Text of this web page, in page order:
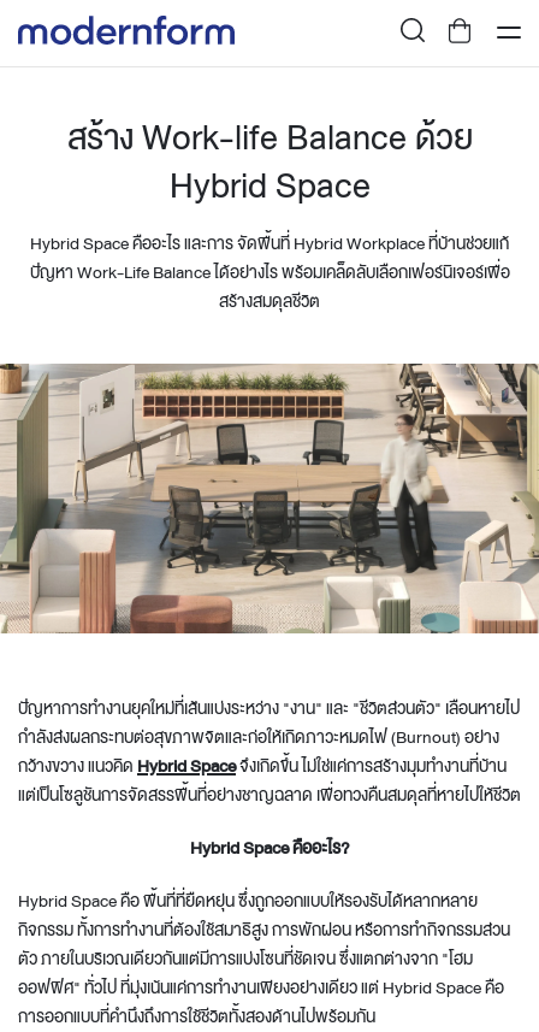
สร้าง Work-life Balance ด้วย
Hybrid Space
Hybrid Space คืออะไร และการ จัดพื้นที่ Hybrid Workplace ที่บ้านช่วยแก้
ปัญหา Work-Life Balance ได้อย่างไร พร้อมเคล็ดลับเลือกเฟอร์นิเจอร์เพื่อ
สร้างสมดุลชีวิต
ปัญหาการทำงานยุคใหม่ที่เส้นแบ่งระหว่าง "งาน" และ "ชีวิตส่วนตัว" เลือนหายไป
กำลังส่งผลกระทบต่อสุขภาพจิตและก่อให้เกิดภาวะหมดไฟ (Burnout) อย่าง
กว้างขวาง แนวคิดHybrid Spaceจึงเกิดขึ้น ไม่ใช่แค่การสร้างมุมทำงานที่บ้าน
แต่เป็นโซลูชันการจัดสรรพื้นที่อย่างชาญฉลาด เพื่อทวงคืนสมดุลที่หายไปให้ชีวิต
Hybrid Space คืออะไร?
Hybrid Spaceคือ พื้นที่ที่ยืดหยุ่น ซึ่งถูกออกแบบให้รองรับได้หลากหลาย
กิจกรรม ทั้งการทำงานที่ต้องใช้สมาธิสูง การพักผ่อน หรือการทำกิจกรรมส่วน
ตัว ภายในบริเวณเดียวกันแต่มีการแบ่งโซนที่ชัดเจน ซึ่งแตกต่างจาก "โฮม
ออฟฟิศ" ทั่วไป ที่มุ่งเน้นแค่การทำงานเพียงอย่างเดียว แต่Hybrid Spaceคือ
การออกแบบที่คำนึงถึงการใช้ชีวิตทั้งสองด้านไปพร้อมกัน